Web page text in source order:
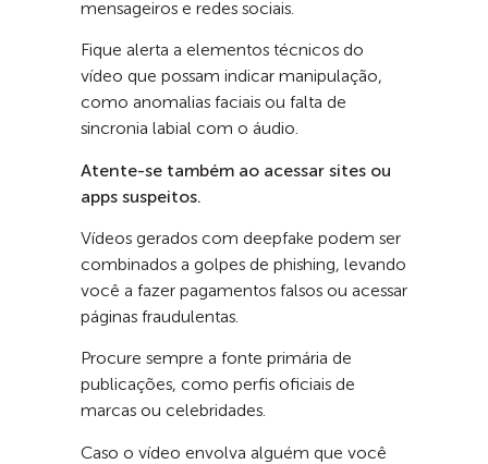
mensageiros e redes sociais.
Fique alerta a elementos técnicos do
vídeo que possam indicar manipulação,
como anomalias faciais ou falta de
sincronia labial com o áudio.
Atente-se também ao acessar sites ou
apps suspeitos.
Vídeos gerados com deepfake podem ser
combinados a golpes de phishing, levando
você a fazer pagamentos falsos ou acessar
páginas fraudulentas.
Procure sempre a fonte primária de
publicações, como perfis oficiais de
marcas ou celebridades.
Caso o vídeo envolva alguém que você